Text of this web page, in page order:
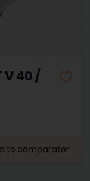
V 40 /
to comparator